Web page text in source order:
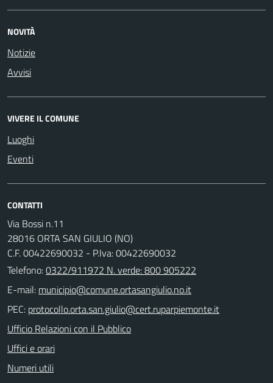
NOVITÀ
Notizie
Avvisi
VIVERE IL COMUNE
Luoghi
Eventi
CONTATTI
Via Bossi n.11
28016 ORTA SAN GIULIO (NO)
C.F. 00422690032 - P.Iva: 00422690032
Telefono:0322/911972 N. verde: 800 905222
E-mail:
PEC:
Ufficio Relazioni con il Pubblico
Uffici e orari
Numeri utili